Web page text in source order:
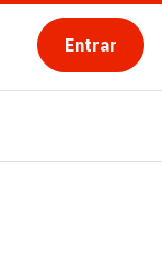
Entrar